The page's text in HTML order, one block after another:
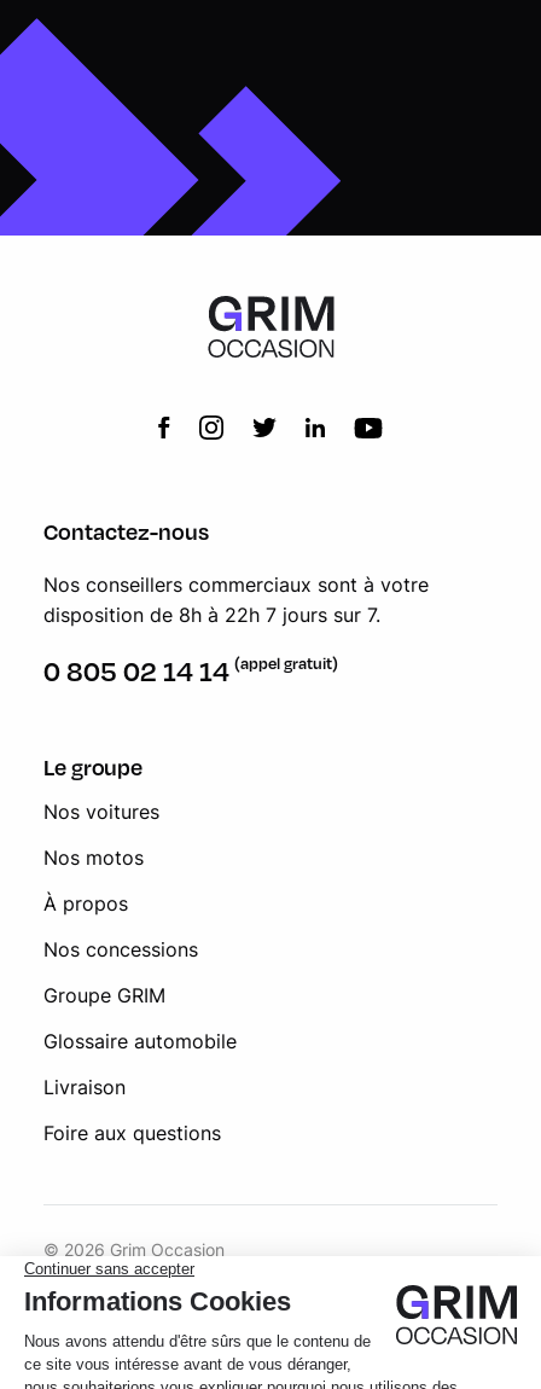
Contactez-nous
Nos conseillers commerciaux sont à votre
disposition de 8h à 22h 7 jours sur 7.
0 805 02 14 14 (appel gratuit)
Le groupe
Nos voitures
Nos motos
À propos
Nos concessions
Groupe GRIM
Glossaire automobile
Livraison
Foire aux questions
© 2026 Grim Occasion
Conditions générales d’utilisation
Politique de confidentialité